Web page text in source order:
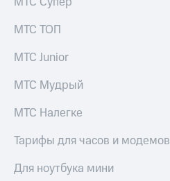
МТС ТОП
МТС Junior
МТС Мудрый
МТС Налегке
Тарифы для часов и модемов
Для ноутбука мини